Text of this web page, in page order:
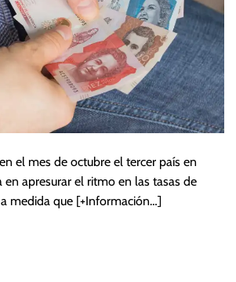
el mes de octubre el tercer país en
en apresurar el ritmo en las tasas de
medida que [+Información…]